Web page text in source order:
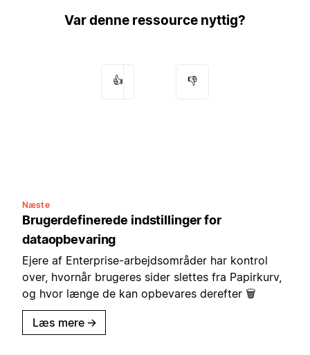
Var denne ressource nyttig?
👍 👎
Næste
Brugerdefinerede indstillinger for
dataopbevaring
Ejere af Enterprise-arbejdsområder har kontrol
over, hvornår brugeres sider slettes fra Papirkurv,
og hvor længe de kan opbevares derefter 🗑️
Læs mere →